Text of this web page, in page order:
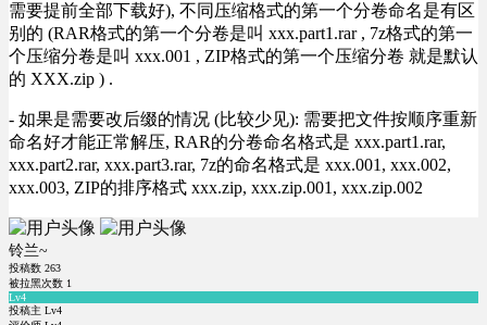
需要提前全部下载好), 不同压缩格式的第一个分卷命名是有区
别的 (RAR格式的第一个分卷是叫 xxx.part1.rar , 7z格式的第一
个压缩分卷是叫 xxx.001 , ZIP格式的第一个压缩分卷 就是默认
的 XXX.zip ) .
- 如果是需要改后缀的情况 (比较少见): 需要把文件按顺序重新
命名好才能正常解压, RAR的分卷命名格式是 xxx.part1.rar,
xxx.part2.rar, xxx.part3.rar, 7z的命名格式是 xxx.001, xxx.002,
xxx.003, ZIP的排序格式 xxx.zip, xxx.zip.001, xxx.zip.002
铃兰~
投稿数 263
被拉黑次数 1
Lv4
投稿主 Lv4